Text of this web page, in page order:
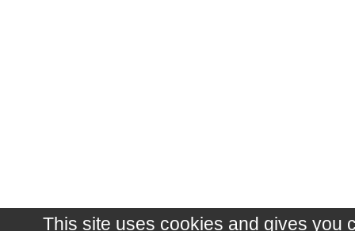
This site uses cookies and gives you